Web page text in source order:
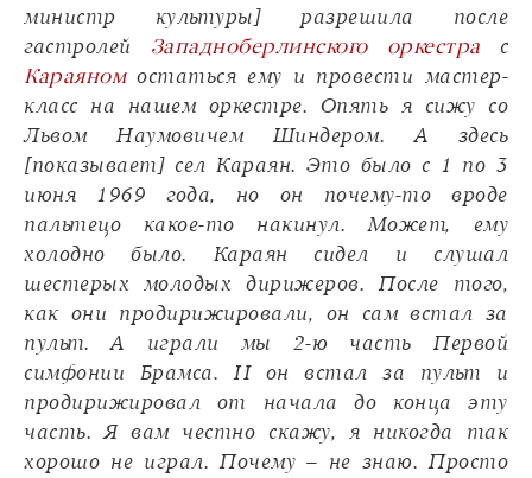
министр культуры] разрешила после
гастролей Западноберлинского оркестра с
Караяномостаться ему и провести мастер-
класс на нашем оркестре. Опять я сижу со
Львом Наумовичем Шиндером. А здесь
[показывает] сел Караян. Это было с 1 по 3
июня 1969 года, но он почему-то вроде
пальтецо какое-то накинул. Может, ему
холодно было. Караян сидел и слушал
шестерых молодых дирижеров. После того,
как они продирижировали, он сам встал за
пульт. А играли мы 2-ю часть Первой
симфонии Брамса. И он встал за пульт и
продирижировал от начала до конца эту
часть. Я вам честно скажу, я никогда так
хорошо не играл. Почему – не знаю. Просто